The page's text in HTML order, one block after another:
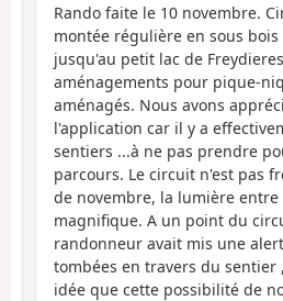
Rando faite le 10 novembre.
montée régulière en sous
jusqu'au petit lac de
aménagements pour pique-
aménagés. Nous avons
l'application car il y a
sentiers ...à ne pas prendre
parcours. Le circuit n'est pas
de novembre, la lumière entre
magnifique. A un point du
randonneur avait mis une
tombées en travers du
idée que cette possibilité de